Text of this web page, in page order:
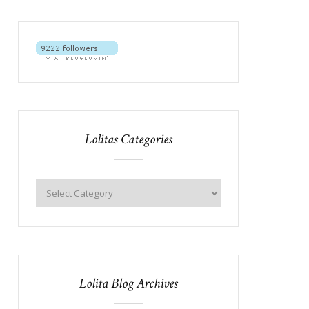
Lolitas Categories
Lolita Blog Archives